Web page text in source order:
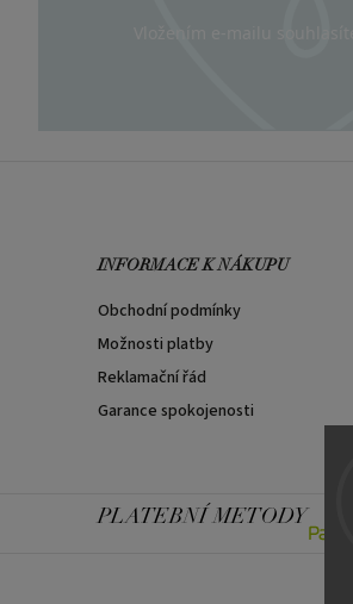
INFORMACE K NÁKUPU
Obchodní podmínky
Možnosti platby
Reklamační řád
Garance spokojenosti
PLATEBNÍ METODY